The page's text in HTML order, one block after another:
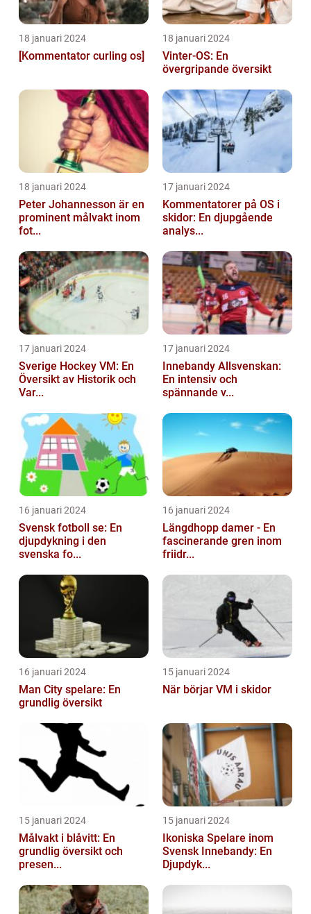
18 januari 2024
[Kommentator curling os]
18 januari 2024
Vinter-OS: En
övergripande översikt
18 januari 2024
Peter Johannesson är en
prominent målvakt inom
fot...
17 januari 2024
Kommentatorer på OS i
skidor: En djupgående
analys...
17 januari 2024
Sverige Hockey VM: En
Översikt av Historik och
Var...
17 januari 2024
Innebandy Allsvenskan:
En intensiv och
spännande v...
16 januari 2024
Svensk fotboll se: En
djupdykning i den
svenska fo...
16 januari 2024
Längdhopp damer - En
fascinerande gren inom
friidr...
16 januari 2024
Man City spelare: En
grundlig översikt
15 januari 2024
När börjar VM i skidor
15 januari 2024
Målvakt i blåvitt: En
grundlig översikt och
presen...
15 januari 2024
Ikoniska Spelare inom
Svensk Innebandy: En
Djupdyk...